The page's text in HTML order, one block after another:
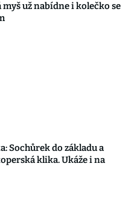
myš už nabídne i kolečko se
Sochůrek do základu a
klika. Ukáže i na